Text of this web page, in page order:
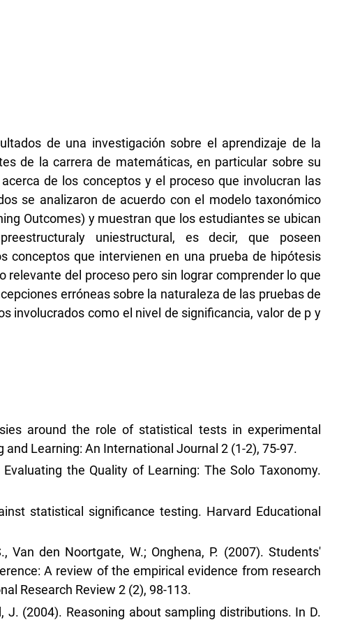
de una investigación sobre el aprendizaje de la
de la carrera de matemáticas, en particular sobre su
de los conceptos y el proceso que involucran las
se analizaron de acuerdo con el modelo taxonómico
Outcomes) y muestran que los estudiantes se ubican
uniestructural, es decir, que poseen
conceptos que intervienen en una prueba de hipótesis
del proceso pero sin lograr comprender lo que
erróneas sobre la naturaleza de las pruebas de
involucrados como el nivel de significancia, valor de p y
around the role of statistical tests in experimental
Learning: An International Journal 2 (1-2), 75-97.
the Quality of Learning: The Solo Taxonomy.
statistical significance testing. Harvard Educational
Van den Noortgate, W.; Onghena, P. (2007). Students'
A review of the empirical evidence from research
Research Review 2 (2), 98-113.
J. (2004). Reasoning about sampling distributions. In D.